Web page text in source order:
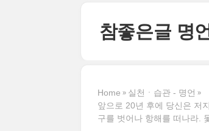
참좋은글 명
Home
실천ㆍ습관 - 명언
앞으로 20년 후에 당신은 저
구를 벗어나 항해를 떠나라.